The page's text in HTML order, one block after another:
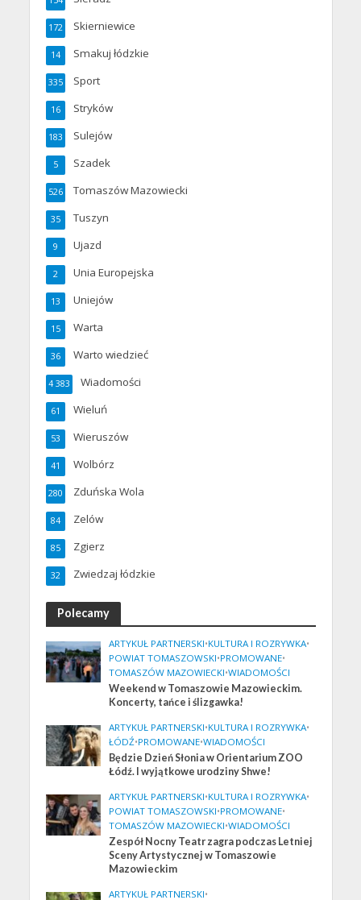
Skierniewice
172
Smakuj łódzkie
14
Sport
335
Stryków
16
Sulejów
183
Szadek
5
Tomaszów Mazowiecki
526
Tuszyn
35
Ujazd
9
Unia Europejska
2
Uniejów
13
Warta
15
Warto wiedzieć
36
Wiadomości
4 383
Wieluń
61
Wieruszów
53
Wolbórz
41
Zduńska Wola
280
Zelów
84
Zgierz
85
Zwiedzaj łódzkie
32
Polecamy
ARTYKUŁ PARTNERSKI•KULTURA I ROZRYWKA•
POWIAT TOMASZOWSKI•PROMOWANE•
TOMASZÓW MAZOWIECKI•WIADOMOŚCI
Weekend w Tomaszowie Mazowieckim.
Koncerty, tańce i ślizgawka!
ARTYKUŁ PARTNERSKI•KULTURA I ROZRYWKA•
ŁÓDŹ•PROMOWANE•WIADOMOŚCI
Będzie Dzień Słonia w Orientarium ZOO
Łódź. I wyjątkowe urodziny Shwe!
ARTYKUŁ PARTNERSKI•KULTURA I ROZRYWKA•
POWIAT TOMASZOWSKI•PROMOWANE•
TOMASZÓW MAZOWIECKI•WIADOMOŚCI
Zespół Nocny Teatr zagra podczas Letniej
Sceny Artystycznej w Tomaszowie
Mazowieckim
ARTYKUŁ PARTNERSKI•